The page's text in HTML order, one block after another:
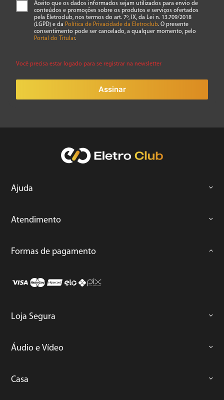
ENVIAR AVALIAÇÃO
Aceito que os dados informados sejam utilizados para envio de
conteúdos e promoções sobre os produtos e serviços ofertados
pela Eletroclub, nos termos do art. 7º, IX, da Lei n. 13.709/2018
(LGPD) e da Política de Privacidade da Eletroclub. O presente
consentimento pode ser cancelado, a qualquer momento, pelo
Portal do Titular.
Você precisa estar logado para se registrar na newsletter
Assinar
Ajuda
Atendimento
Formas de pagamento
Loja Segura
Áudio e Vídeo
Casa